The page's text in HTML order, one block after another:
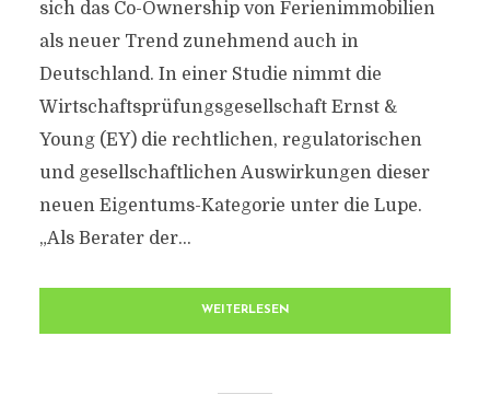
sich das Co-Ownership von Ferienimmobilien
als neuer Trend zunehmend auch in
Deutschland. In einer Studie nimmt die
Wirtschaftsprüfungsgesellschaft Ernst &
Young (EY) die rechtlichen, regulatorischen
und gesellschaftlichen Auswirkungen dieser
neuen Eigentums-Kategorie unter die Lupe.
„Als Berater der...
WEITERLESEN